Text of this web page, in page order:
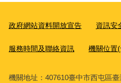
政府網站資料開放宣告 資訊安
服務時間及聯絡資訊 機關位置
機關地址：407610臺中市西屯區